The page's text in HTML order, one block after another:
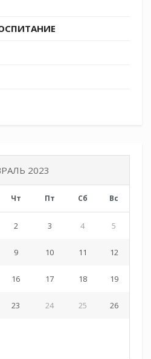
2023
Чт Пт Сб Вс
2 3 4 5
9 10 11 12
16 17 18 19
23 24 25 26